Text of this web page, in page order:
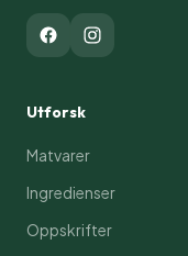
Utforsk
Matvarer
Ingredienser
Oppskrifter